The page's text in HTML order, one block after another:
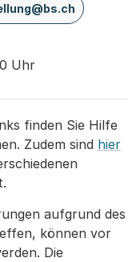
Uhr
finden Sie Hilfe
Zudem sind hier
aufgrund des
können vor
Die